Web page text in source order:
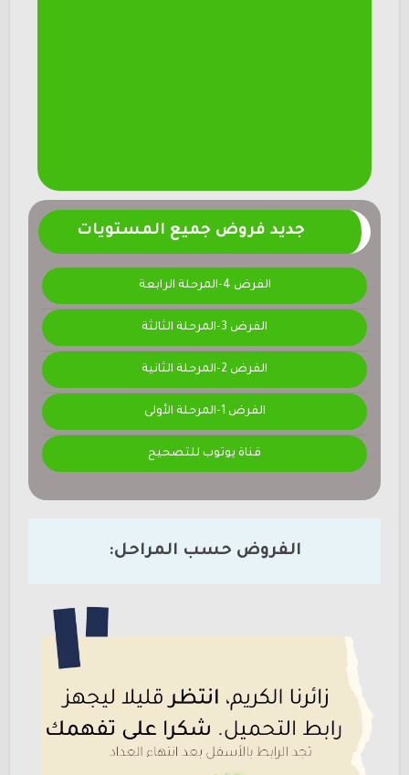
جديد فروض جميع المستويات
الفرض 4-المرحلة الرابعة
الفرض 3-المرحلة الثالثة
الفرض 2-المرحلة الثانية
الفرض 1-المرحلة الأولى
قناة يوتوب للتصحيح
الفروض حسب المراحل: